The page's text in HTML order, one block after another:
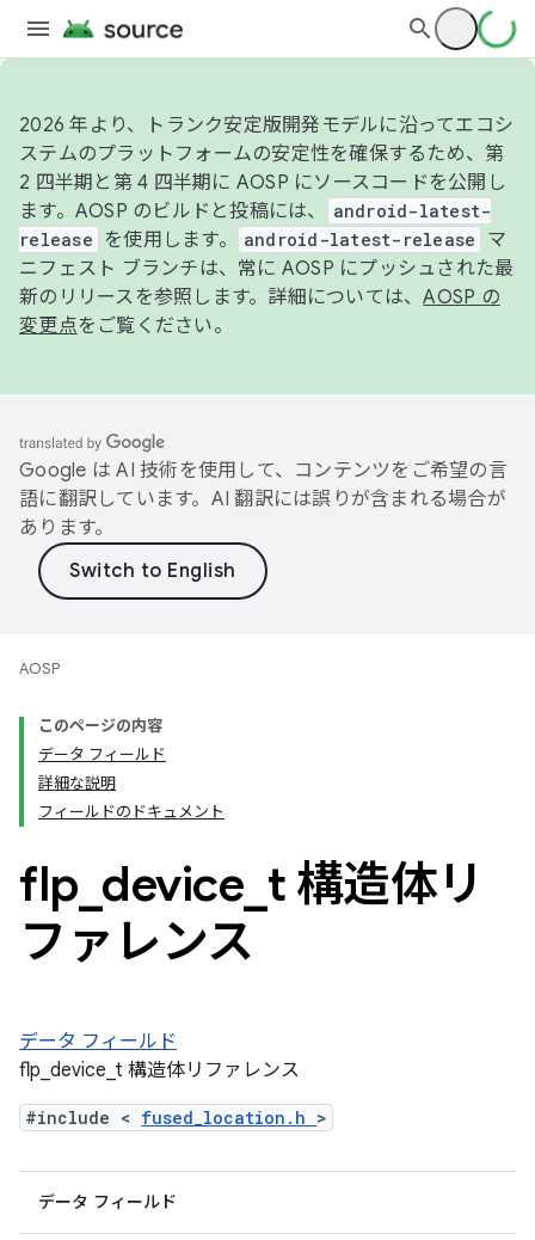
2026 年より、トランク安定版開発モデルに沿ってエコシ
ステムのプラットフォームの安定性を確保するため、第
2 四半期と第 4 四半期に AOSP にソースコードを公開し
ます。AOSP のビルドと投稿には、
android-latest-
release
を使用します。 android-latest-release
マ
ニフェスト ブランチは、常に AOSP にプッシュされた最
新のリリースを参照します。詳細については、AOSP の
変更点をご覧ください。
Google は AI 技術を使用して、コンテンツをご希望の言
語に翻訳しています。AI 翻訳には誤りが含まれる場合が
あります。
AOSP
このページの内容
データ フィールド
詳細な説明
フィールドのドキュメント
flp device t 構造体リ
ファレンス
データ フィールド
flp_device_t 構造体リファレンス
#include < fused_location.h >
データ フィールド